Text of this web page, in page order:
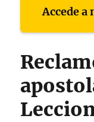
Accede